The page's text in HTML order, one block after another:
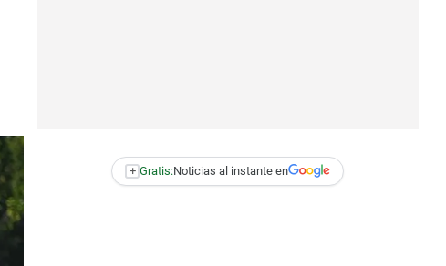
+ Gratis:Noticias al instante en